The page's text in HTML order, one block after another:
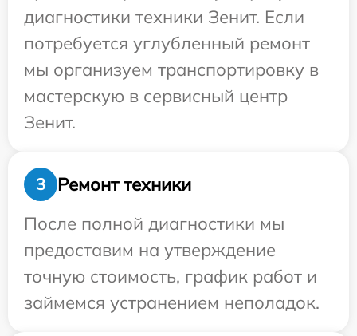
диагностики техники Зенит. Если
потребуется углубленный ремонт
мы организуем транспортировку в
мастерскую в сервисный центр
Зенит.
3
Ремонт техники
После полной диагностики мы
предоставим на утверждение
точную стоимость, график работ и
займемся устранением неполадок.